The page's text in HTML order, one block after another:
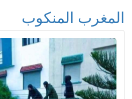
المغرب المنكوب